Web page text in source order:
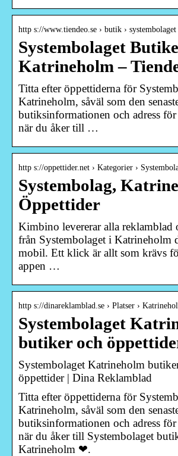
http s://www.tiendeo.se › butik › systembolaget
Systembolaget
Katrineholm –
Titta efter öppettiderna för
Katrineholm, såväl som den
butiksinformationen och adress
när du åker till …
http s://oppettider.net › Kategorier ›
Systembolag,
Öppettider
Kimbino levererar alla reklamblad
från Systembolaget i Katrineholm
mobil. Ett klick är allt som krävs
appen …
http s://dinareklamblad.se › Platser ›
Systembolaget
butiker och
Systembolaget Katrineholm
öppettider | Dina Reklamblad
Titta efter öppettiderna för
Katrineholm, såväl som den
butiksinformationen och adress
när du åker till Systembolaget
Katrineholm ❤.